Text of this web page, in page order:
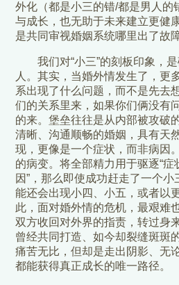
外化（都是小三的错/都是男人的
与成长，也无助于未来建立更健
是共同审视婚姻系统哪里出了故障
我们对“小三”的刻板印象，
人。其实，当婚外情发生了，更
系出现了什么问题，而不是先去
们的关系里来，如果你们俩没有
的来。堡垒往往是从内部被攻破
清晰、沟通顺畅的婚姻，具有天
现，更像是一个症状，而非病因
的病变。将全部精力用于驱逐“症
因”，那么即使成功赶走了一个
能还会出现小四、小五，或者以
此，面对婚外情的危机，最艰难
双方收回对外界的指责，转过身
曾经共同打造、如今却裂缝斑斑
痛苦无比，但却是走出阴影、无
都能获得真正成长的唯一路径。